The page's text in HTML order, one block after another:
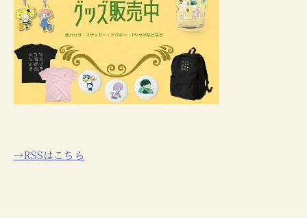
→RSSはこちら